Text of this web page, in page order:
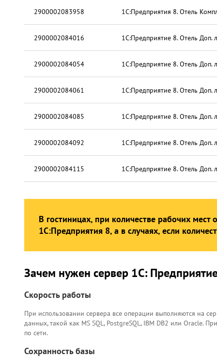
2900002083958 1С:Предприятия 8. Отель
2900002084016 1С:Предприятие 8. Отель Доп.
2900002084054 1С:Предприятие 8. Отель Доп.
2900002084061 1С:Предприятие 8. Отель Доп.
2900002084085 1С:Предприятие 8. Отель Доп.
2900002084092 1С:Предприятие 8. Отель Доп.
2900002084115 1С:Предприятие 8. Отель Доп.
В гостиницах, при количестве рабочих
1С:Предприятия 8, а в случаях, если
Зачем нужен сервер 1С:
Скорость работы
При использовании сервера все операции выполняются на
данных, такой как MS SQL, PostgreSQL, IBM DB2 или Oracle.
по сети.
Сохранность базы